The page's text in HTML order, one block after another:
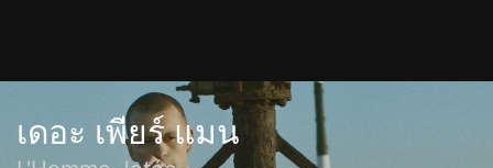
เดอะ เพียร์ แมน